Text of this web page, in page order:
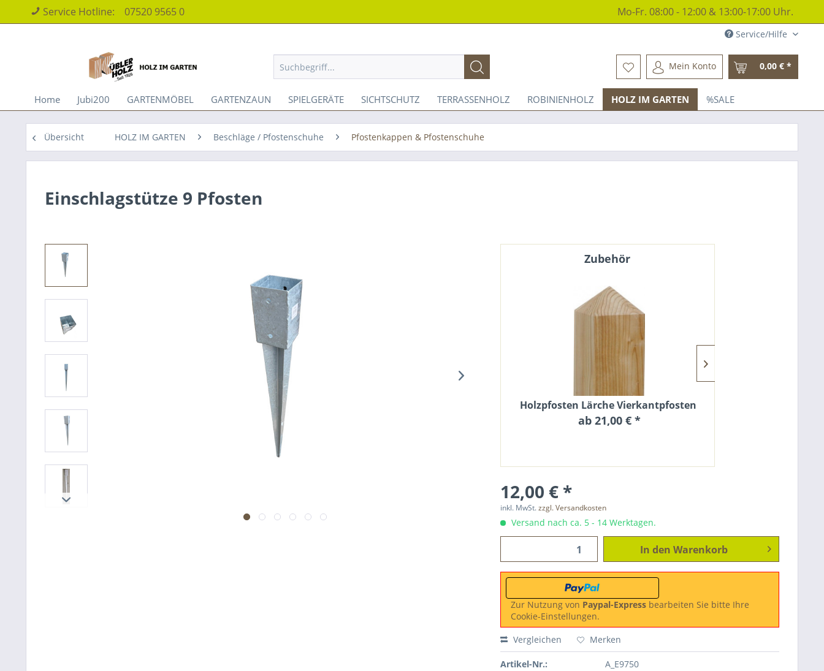
Service Hotline: 07520 9565 0 Mo-Fr. 08:00 - 12:00 & 13:00-17:00 Uhr.
Service/Hilfe
Mein Konto 0,00 € *
Home Jubi200 GARTENMÖBEL GARTENZAUN SPIELGERÄTE SICHTSCHUTZ TERRASSENHOLZ ROBINIENHOLZ HOLZ IM GARTEN %SALE
Übersicht HOLZ IM GARTEN Beschläge / Pfostenschuhe Pfostenkappen & Pfostenschuhe
Einschlagstütze 9 Pfosten
Zubehör
Holzpfosten Lärche Vierkantpfosten 9x9cm
ab 21,00 € *
12,00 € *
inkl. MwSt.zzgl. Versandkosten
Versand nach ca. 5 - 14 Werktagen.
In den Warenkorb
Zur Nutzung von Paypal-Expressbearbeiten Sie bitte Ihre
Cookie-Einstellungen.
Vergleichen
Merken
Artikel-Nr.:
A_E9750